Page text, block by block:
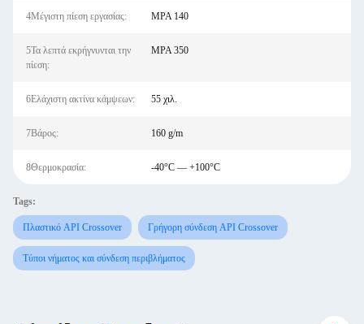
4Μέγιστη πίεση εργασίας: MPA 140
5Τα λεπτά εκρήγνυνται την
πίεση:
MPA 350
6Ελάχιστη ακτίνα κάμψεων: 55 χιλ.
7Βάρος: 160 g/m
8Θερμοκρασία: -40°C — +100°C
Tags:
Πλαστικό API Crossover Γρήγορη σύνδεση API Crossover
Τύποι νήματος και σύνδεση περιβλήματος